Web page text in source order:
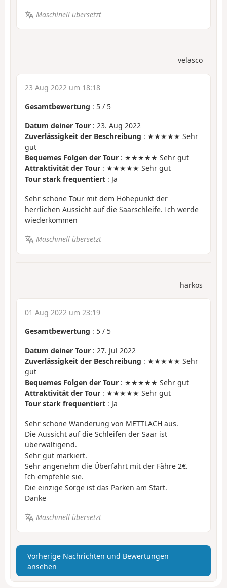
Maschinell übersetzt
velasco
23 Aug 2022 um 18:18
Gesamtbewertung : 5 / 5
Datum deiner Tour : 23. Aug 2022
Zuverlässigkeit der Beschreibung : ★★★★★ Sehr
gut
Bequemes Folgen der Tour : ★★★★★ Sehr gut
Attraktivität der Tour : ★★★★★ Sehr gut
Tour stark frequentiert : Ja
Sehr schöne Tour mit dem Höhepunkt der
herrlichen Aussicht auf die Saarschleife. Ich werde
wiederkommen
Maschinell übersetzt
harkos
01 Aug 2022 um 23:19
Gesamtbewertung : 5 / 5
Datum deiner Tour : 27. Jul 2022
Zuverlässigkeit der Beschreibung : ★★★★★ Sehr
gut
Bequemes Folgen der Tour : ★★★★★ Sehr gut
Attraktivität der Tour : ★★★★★ Sehr gut
Tour stark frequentiert : Ja
Sehr schöne Wanderung von METTLACH aus.
Die Aussicht auf die Schleifen der Saar ist
überwältigend.
Sehr gut markiert.
Sehr angenehm die Überfahrt mit der Fähre 2€.
Ich empfehle sie.
Die einzige Sorge ist das Parken am Start.
Danke
Maschinell übersetzt
Vorherige Nachrichten und Bewertungen
ansehen